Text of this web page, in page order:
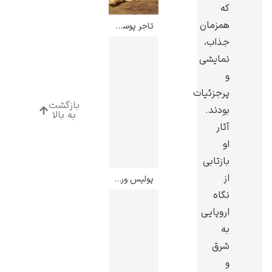
که
همزمان
جذاب،
نمایشی
و
پرجزئیات
بودند.
آثار
او
بازتابی
از
نگاه
اروپایی
به
شرق
و
تاجر پوست از قاهره – ژان لئون ژروم
پولیس ورسو – ژان لئون ژروم
بازگشت
به بالا